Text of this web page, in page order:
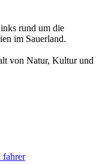
rund um die
im Sauerland.
von Natur, Kultur und
fahrer